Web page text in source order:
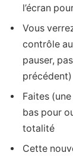
l’écran
Vous
contrôle
pauser,
précédent)
Faites
bas pour
totalité
Cette